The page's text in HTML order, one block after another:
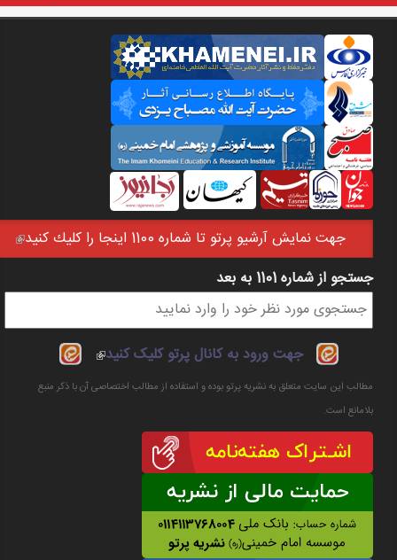
جهت نمايش آرشيو پرتو تا شماره 1100 اينجا را كليك كنيد
فرم جستجو
جستجو از شماره 1101 به بعد
جهت ورود به کانال پرتو کلیک کنید
(link is
external)
مطالب این سایت متعلق به نشریه پرتو بوده و استفاده از مطالب اختصاصی آن با ذکر منبع
بلامانع است.